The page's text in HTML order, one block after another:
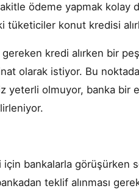
ödeme yapmak
tüketiciler konut kredisi
kredi alırken bir
olarak istiyor. Bu
olmuyor, banka bir
bankalarla görüşürken
teklif alınması